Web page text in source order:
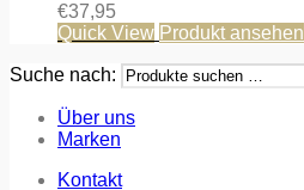
€37,95
Quick View Produkt ansehen
Suche nach:
Über uns
Marken
Kontakt